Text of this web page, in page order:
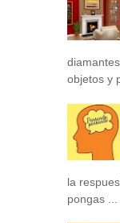
objetos y
la
pongas ...